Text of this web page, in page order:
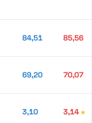
84,51 85,56
69,20 70,07
3,10 3,14